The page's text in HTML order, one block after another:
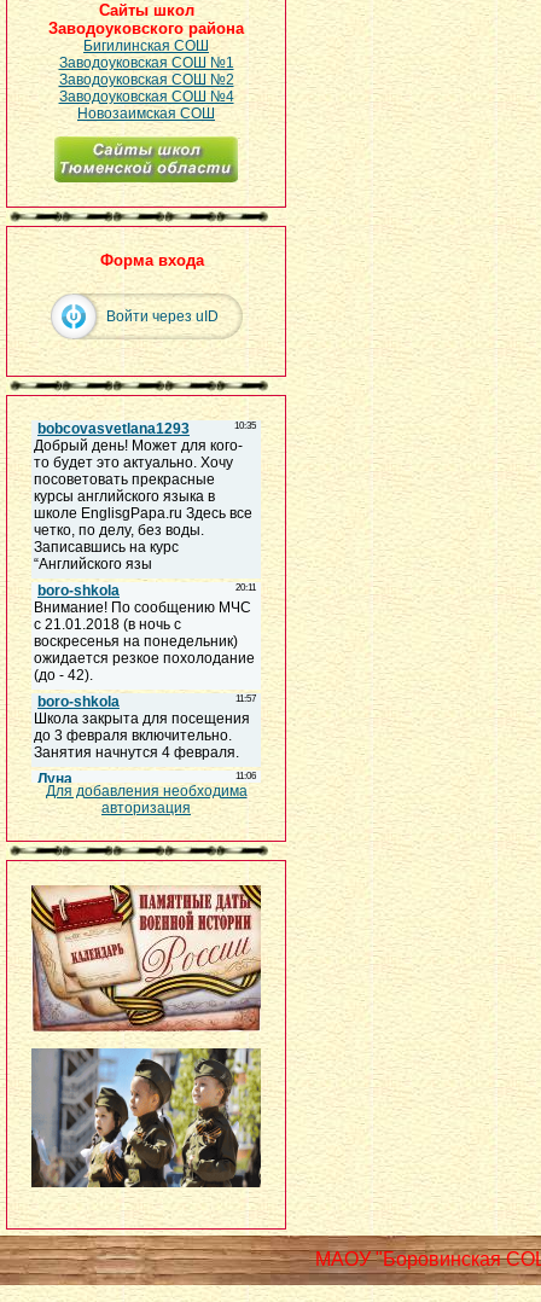
Сайты школ
Заводоуковского района
Бигилинская СОШ
Заводоуковская СОШ №1
Заводоуковская СОШ №2
Заводоуковская СОШ №4
Новозаимская СОШ
Форма входа
Войти через uID
Для добавления необходима
авторизация
МАОУ "Боровинская